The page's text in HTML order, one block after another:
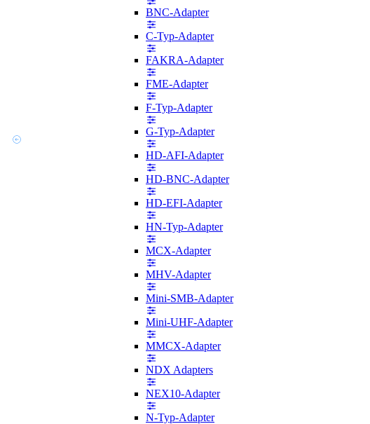
BNC-Adapter
C-Typ-Adapter
FAKRA-Adapter
FME-Adapter
F-Typ-Adapter
G-Typ-Adapter
HD-AFI-Adapter
HD-BNC-Adapter
HD-EFI-Adapter
HN-Typ-Adapter
MCX-Adapter
MHV-Adapter
Mini-SMB-Adapter
Mini-UHF-Adapter
MMCX-Adapter
NDX Adapters
NEX10-Adapter
N-Typ-Adapter